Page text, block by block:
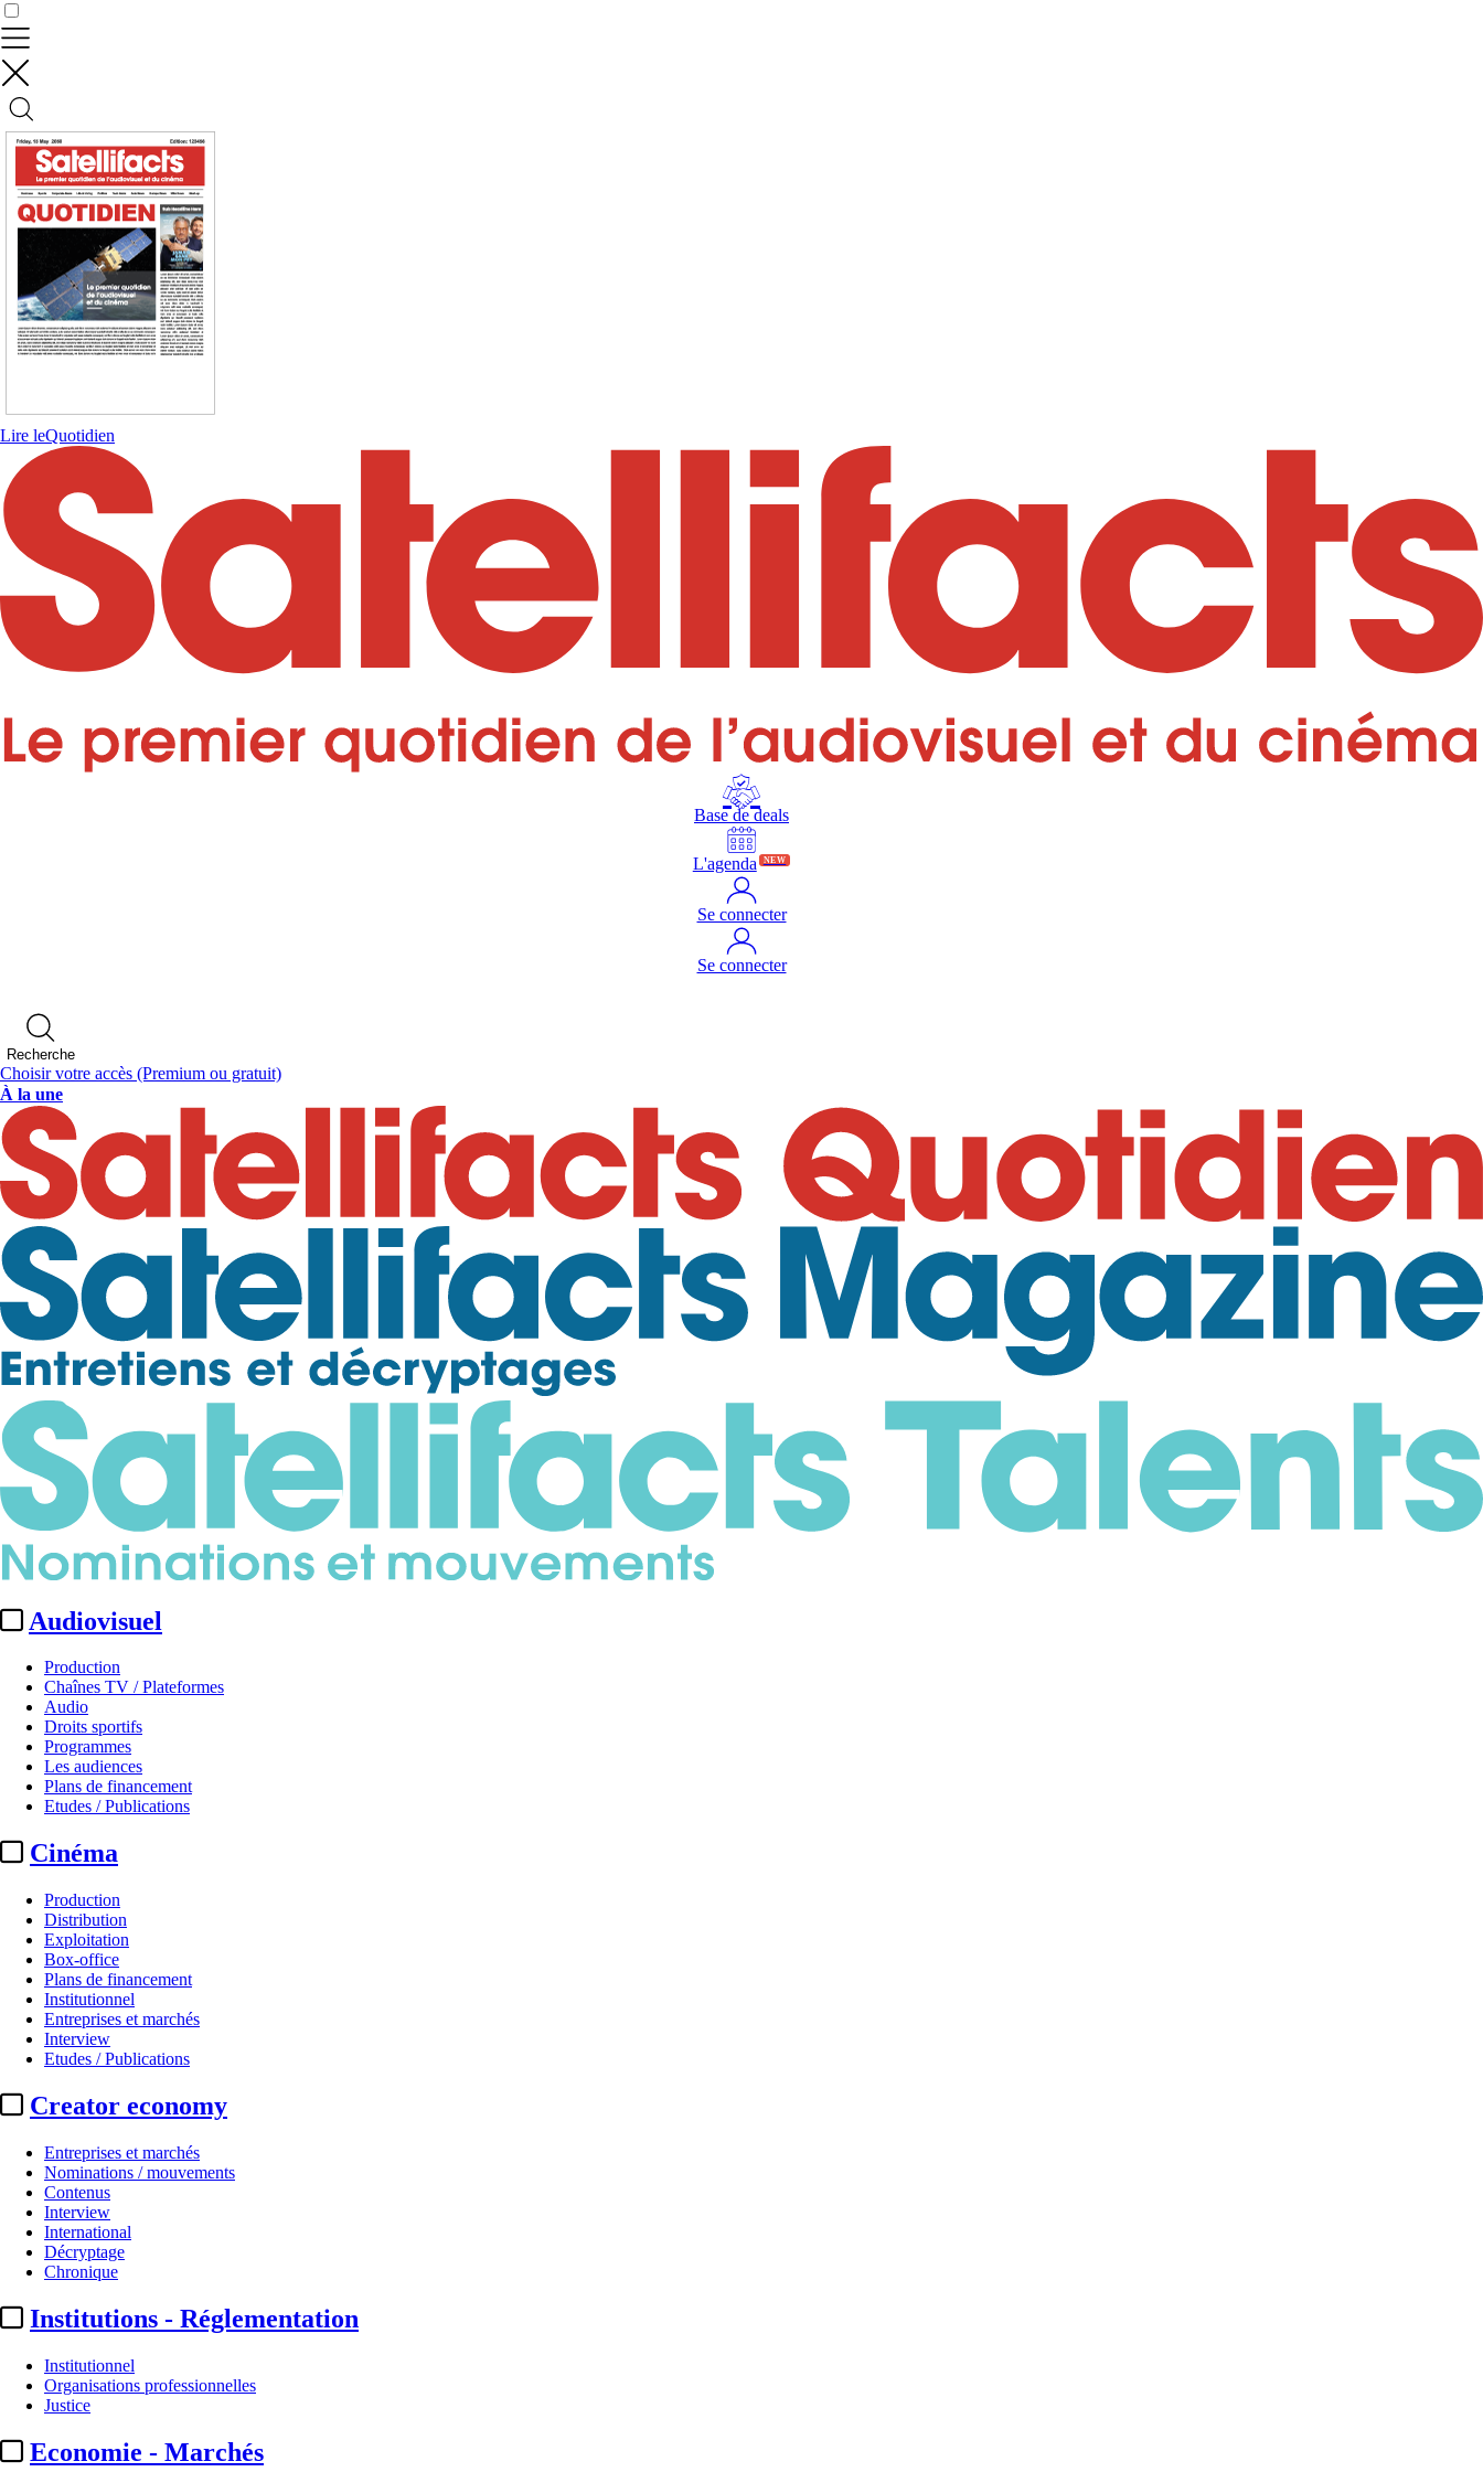
Lire leQuotidien
Base de deals
L'agenda NEW
Se connecter
Se connecter
Recherche
Choisir votre accès (Premium ou gratuit)
À la une
Audiovisuel
Production
Chaînes TV / Plateformes
Audio
Droits sportifs
Programmes
Les audiences
Plans de financement
Etudes / Publications
Cinéma
Production
Distribution
Exploitation
Box-office
Plans de financement
Institutionnel
Entreprises et marchés
Interview
Etudes / Publications
Creator economy
Entreprises et marchés
Nominations / mouvements
Contenus
Interview
International
Décryptage
Chronique
Institutions - Réglementation
Institutionnel
Organisations professionnelles
Justice
Economie - Marchés
Festivals - Marchés
Festival de Cabourg :
Par
Julie Souvestre
Contrôler vos données